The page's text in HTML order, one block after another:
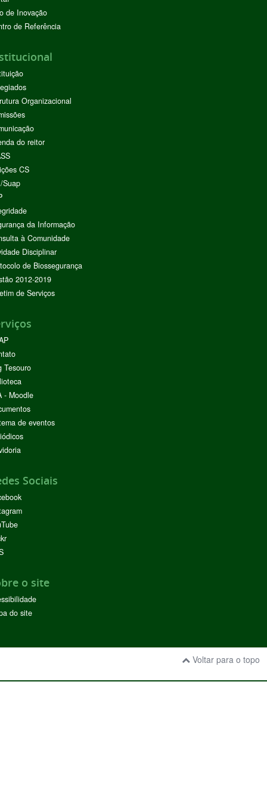
de Inovação
de Referência
Organizacional
do reitor
CS
Suap
da Informação
à Comunidade
Disciplinar
de Biossegurança
2012-2019
de Serviços
Tesouro
- Moodle
de eventos
Sociais
o site
do site
Voltar para o topo